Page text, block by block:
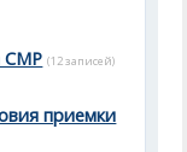
СМР (12 записей)
приемки